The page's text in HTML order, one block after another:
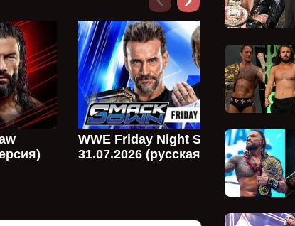
WWE Friday Night SmackDown
31.07.2026 (русская версия)